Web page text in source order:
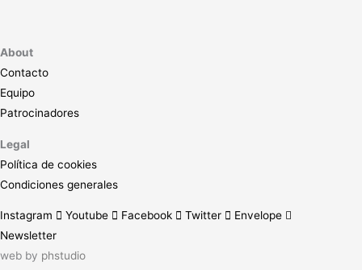
About
Contacto
Equipo
Patrocinadores
Legal
Política de cookies
Condiciones generales
Instagram Youtube Facebook Twitter
Envelope
Newsletter
web by phstudio